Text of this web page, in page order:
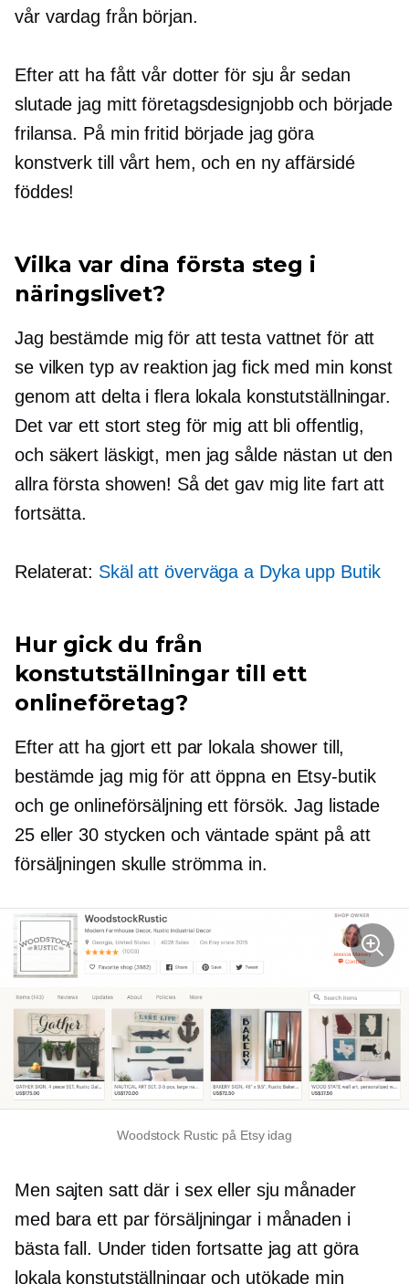
vår vardag från början.
Efter att ha fått vår dotter för sju år sedan
slutade jag mitt företagsdesignjobb och började
frilansa. På min fritid började jag göra
konstverk till vårt hem, och en ny affärsidé
föddes!
Vilka var dina första steg i
näringslivet?
Jag bestämde mig för att testa vattnet för att
se vilken typ av reaktion jag fick med min konst
genom att delta i flera lokala konstutställningar.
Det var ett stort steg för mig att bli offentlig,
och säkert läskigt, men jag sålde nästan ut den
allra första showen! Så det gav mig lite fart att
fortsätta.
Relaterat: Skäl att överväga a Dyka upp Butik
Hur gick du från
konstutställningar till ett
onlineföretag?
Efter att ha gjort ett par lokala shower till,
bestämde jag mig för att öppna en Etsy-butik
och ge onlineförsäljning ett försök. Jag listade
25 eller 30 stycken och väntade spänt på att
försäljningen skulle strömma in.
Woodstock Rustic på Etsy idag
Men sajten satt där i sex eller sju månader
med bara ett par försäljningar i månaden i
bästa fall. Under tiden fortsatte jag att göra
lokala konstutställningar och utökade min